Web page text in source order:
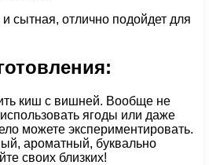
сытная, отлично подойдет для
киш с вишней. Вообще не
ягоды или даже
можете экспериментировать.
ароматный, буквально
своих близких!